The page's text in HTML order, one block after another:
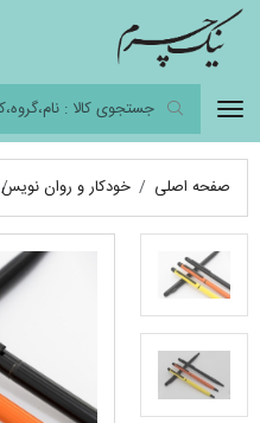
صفحه اصلی خودکار و روان نویس